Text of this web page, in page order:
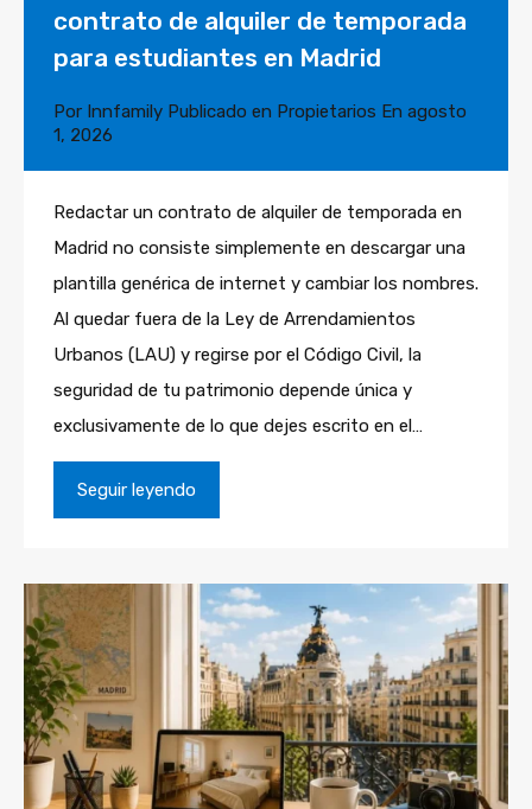
contrato de alquiler de temporada
para estudiantes en Madrid
Por Innfamily Publicado en Propietarios En agosto
1, 2026
Redactar un contrato de alquiler de temporada en
Madrid no consiste simplemente en descargar una
plantilla genérica de internet y cambiar los nombres.
Al quedar fuera de la Ley de Arrendamientos
Urbanos (LAU) y regirse por el Código Civil, la
seguridad de tu patrimonio depende única y
exclusivamente de lo que dejes escrito en el…
Seguir leyendo